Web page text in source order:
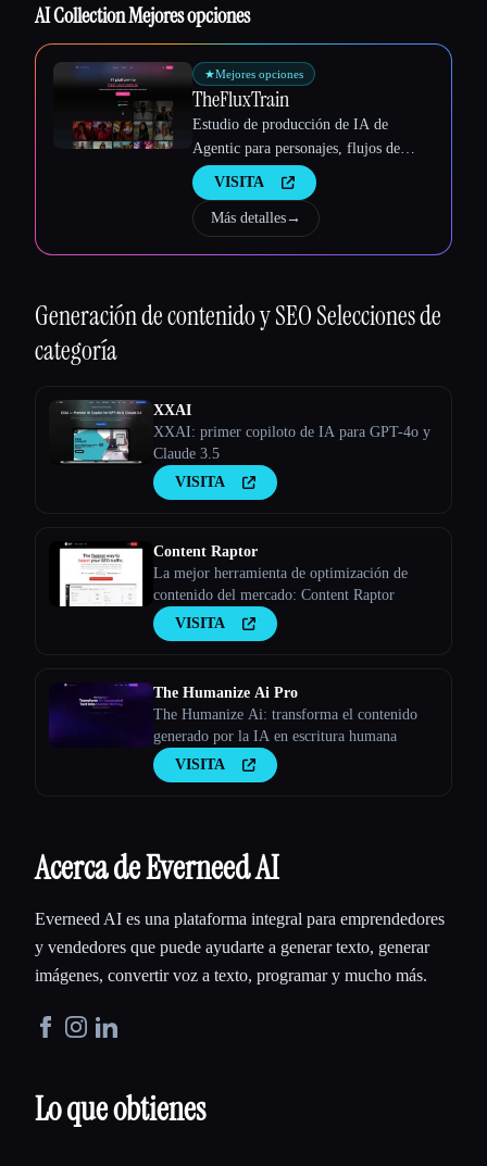
AI Collection Mejores opciones
★Mejores opciones
TheFluxTrain
Estudio de producción de IA de
Agentic para personajes, flujos de
trabajo y vídeos coherentes
VISITA
Más detalles→
Generación de contenido y SEOSelecciones de
categoría
XXAI
XXAI: primer copiloto de IA para GPT-4o y
Claude 3.5
VISITA
Content Raptor
La mejor herramienta de optimización de
contenido del mercado: Content Raptor
VISITA
The Humanize Ai Pro
The Humanize Ai: transforma el contenido
generado por la IA en escritura humana
VISITA
Acerca de Everneed AI
Everneed AI es una plataforma integral para emprendedores
y vendedores que puede ayudarte a generar texto, generar
imágenes, convertir voz a texto, programar y mucho más.
Lo que obtienes